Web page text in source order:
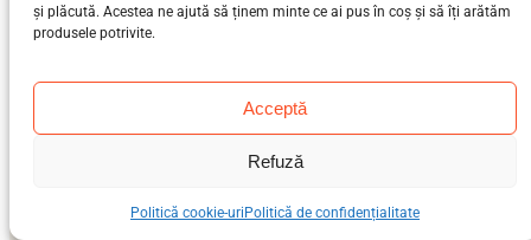
și plăcută. Acestea ne ajută să ținem minte ce ai pus în coș și să îți arătăm
produsele potrivite.
Acceptă
Refuză
Politică cookie-uri Politică de confidențialitate
Cybex Sirona G i-
bebeluș (9 luni-4 ani)
Cybex Sirona Gi i-
Size
bebeluș (9 luni-4 ani)